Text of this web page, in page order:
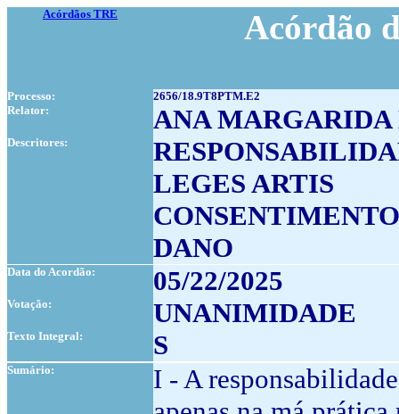
Acórdãos TRE Acórdão
Processo:
2656/18.9T8PTM.E2
Relator:
ANA
Descritores:
LEGES ARTIS
CONSENTIMENTO
DANO
Data do Acordão: 05/22/2025
Votação: UNANIMIDADE
Texto Integral: S
Sumário:
I - A